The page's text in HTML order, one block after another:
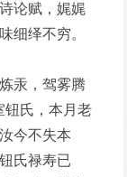
论赋，娓娓
细绎不穷。
汞，驾雾腾
钮氏，本月老
今不失本
氏禄寿已